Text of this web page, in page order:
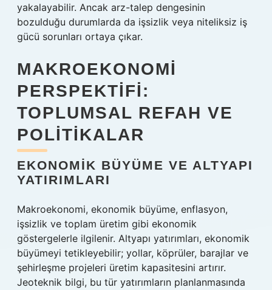
yakalayabilir. Ancak arz-talep dengesinin
bozulduğu durumlarda da işsizlik veya niteliksiz iş
gücü sorunları ortaya çıkar.
MAKROEKONOMI
PERSPEKTIFI:
TOPLUMSAL REFAH VE
POLITIKALAR
EKONOMIK BÜYÜME VE ALTYAPI
YATIRIMLARI
Makroekonomi, ekonomik büyüme, enflasyon,
işsizlik ve toplam üretim gibi ekonomik
göstergelerle ilgilenir. Altyapı yatırımları, ekonomik
büyümeyi tetikleyebilir; yollar, köprüler, barajlar ve
şehirleşme projeleri üretim kapasitesini artırır.
Jeoteknik bilgi, bu tür yatırımların planlanmasında